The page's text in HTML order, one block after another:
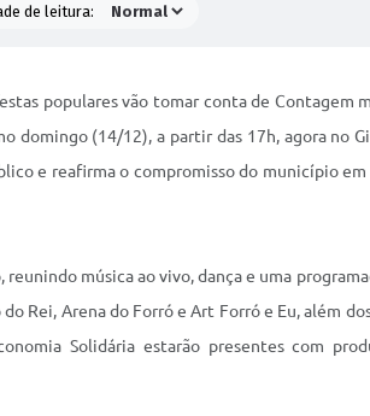
de leitura:
populares vão tomar conta de Contagem
domingo (14/12), a partir das 17h, agora no
e reafirma o compromisso do município
música ao vivo, dança e uma
Rei, Arena do Forró e Art Forró e Eu, além
Solidária estarão presentes com